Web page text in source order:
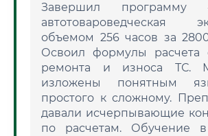
Завершил программу
автотовароведческая
объемом 256 часов за
Освоил формулы расчета
ремонта и износа ТС.
изложены понятным
простого к сложному.
давали исчерпывающие
по расчетам. Обучение в